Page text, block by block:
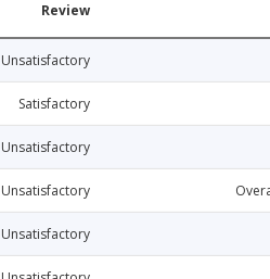
Review
Unsatisfactory
Satisfactory
Unsatisfactory